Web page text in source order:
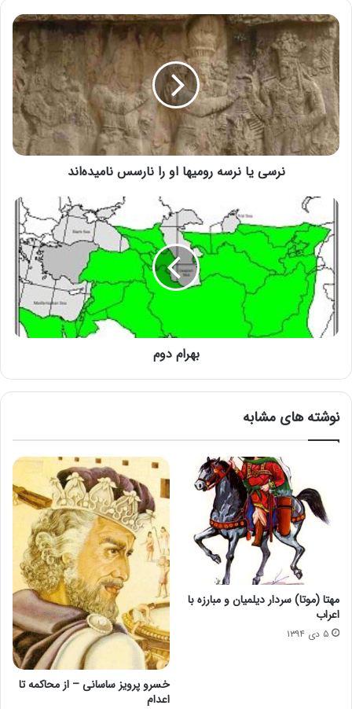
نرسی یا نرسه رومیها او را نارسس نامیده‌اند
بهرام دوم
نوشته های مشابه
مهتا (موتا) سردار دیلمیان و مبارزه با
اعراب
۵ دی ۱۳۹۴
خسرو پرویز ساسانی – از محاکمه تا
اعدام